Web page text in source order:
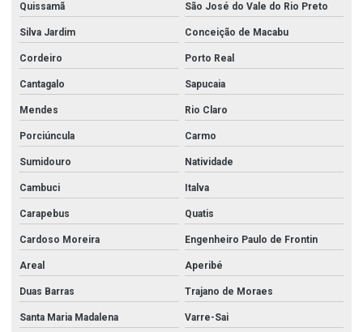
Quissamã São José do Vale do Rio Preto
Silva Jardim Conceição de Macabu
Cordeiro Porto Real
Cantagalo Sapucaia
Mendes Rio Claro
Porciúncula Carmo
Sumidouro Natividade
Cambuci Italva
Carapebus Quatis
Cardoso Moreira Engenheiro Paulo de Frontin
Areal Aperibé
Duas Barras Trajano de Moraes
Santa Maria Madalena Varre-Sai